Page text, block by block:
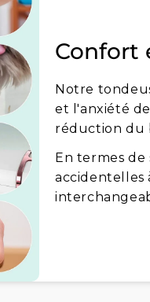
Confort
Notre
et l'anxiété
réduction du
En termes
accidentelles